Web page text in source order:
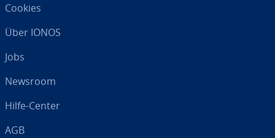
Cookies
Über IONOS
Jobs
Newsroom
Hilfe-Center
AGB